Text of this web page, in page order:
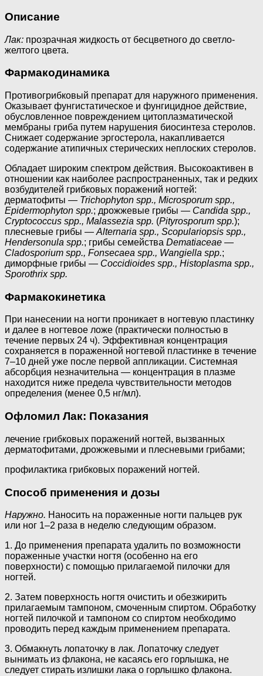
Описание
Лак: прозрачная жидкость от бесцветного до светло-
желтого цвета.
Фармакодинамика
Противогрибковый препарат для наружного применения.
Оказывает фунгистатическое и фунгицидное действие,
обусловленное повреждением цитоплазматической
мембраны гриба путем нарушения биосинтеза стеролов.
Снижает содержание эргостерола, накапливается
содержание атипичных стерических неплоских стеролов.
Обладает широким спектром действия. Высокоактивен в
отношении как наиболее распространенных, так и редких
возбудителей грибковых поражений ногтей:
дерматофиты — Trichophyton spp., Microsporum spp.,
Epidermophyton spp.; дрожжевые грибы — Candida spp.,
Cryptococcus spp., Malassezia spp. (Pityrosporum spp.);
плесневые грибы — Alternaria spp., Scopulariopsis spp.,
Hendersonula spp.; грибы семейства Dematiaceae —
Cladosporium spp., Fonsecaea spp., Wangiella spp.;
диморфные грибы — Coccidioides spp., Histoplasma spp.,
Sporothrix spp.
Фармакокинетика
При нанесении на ногти проникает в ногтевую пластинку
и далее в ногтевое ложе (практически полностью в
течение первых 24 ч). Эффективная концентрация
сохраняется в пораженной ногтевой пластинке в течение
7–10 дней уже после первой аппликации. Системная
абсорбция незначительна — концентрация в плазме
находится ниже предела чувствительности методов
определения (менее 0,5 нг/мл).
Офломил Лак: Показания
лечение грибковых поражений ногтей, вызванных
дерматофитами, дрожжевыми и плесневыми грибами;
профилактика грибковых поражений ногтей.
Способ применения и дозы
Наружно. Наносить на пораженные ногти пальцев рук
или ног 1–2 раза в неделю следующим образом.
1. До применения препарата удалить по возможности
пораженные участки ногтя (особенно на его
поверхности) с помощью прилагаемой пилочки для
ногтей.
2. Затем поверхность ногтя очистить и обезжирить
прилагаемым тампоном, смоченным спиртом. Обработку
ногтей пилочкой и тампоном со спиртом необходимо
проводить перед каждым применением препарата.
3. Обмакнуть лопаточку в лак. Лопаточку следует
вынимать из флакона, не касаясь его горлышка, не
следует стирать излишки лака о горлышко флакона.